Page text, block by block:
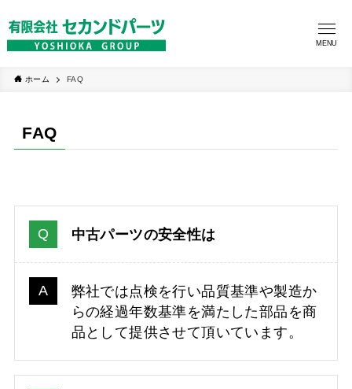
MENU
ホーム FAQ
FAQ
中古パーツの安全性は
弊社では点検を行い品質基準や製造か
らの経過年数基準を満たした部品を商
品として提供させて頂いています。